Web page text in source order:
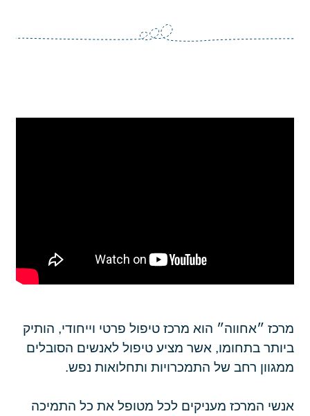
מרכז ״אחווה״ הוא מרכז טיפול פרטי וייחודי, הותיק
ביותר בתחומו, אשר מציע טיפול לאנשים הסובלים
ממגוון רחב של התמכרויות ותחלואות נפש.
אנשי המרכז מעניקים לכל מטופל את כל התמיכה